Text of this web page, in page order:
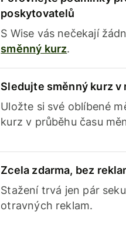
poskytovatelů
S Wise vás nečekají
směnný kurz.
Sledujte směnný kurz v
Uložte si své oblíbené
kurz v průběhu času
Zcela zdarma, bez
Stažení trvá jen pár
otravných reklam.